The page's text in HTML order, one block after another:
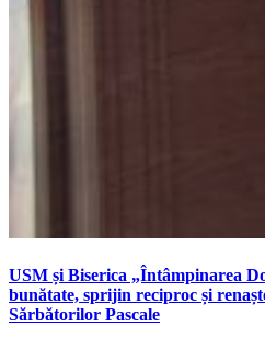
USM și Biserica „Întâmpinarea
bunătate, sprijin reciproc și
Sărbătorilor Pascale